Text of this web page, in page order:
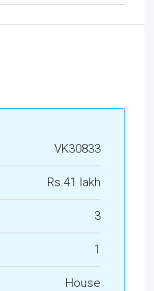
VK30833
Rs.41 lakh
3
1
House